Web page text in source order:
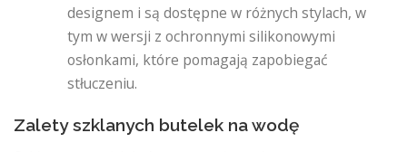
designem i są dostępne w różnych stylach, w
tym w wersji z ochronnymi silikonowymi
osłonkami, które pomagają zapobiegać
stłuczeniu.
Zalety szklanych butelek na wodę